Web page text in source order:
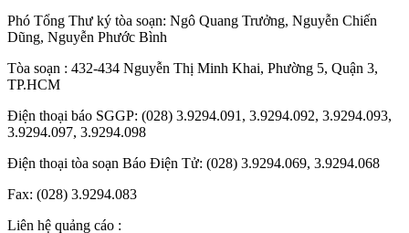
Phó Tổng Thư ký tòa soạn: Ngô Quang Trưởng, Nguyễn Chiến
Dũng, Nguyễn Phước Bình
Tòa soạn : 432-434 Nguyễn Thị Minh Khai, Phường 5, Quận 3,
TP.HCM
Điện thoại báo SGGP: (028) 3.9294.091, 3.9294.092, 3.9294.093,
3.9294.097, 3.9294.098
Điện thoại tòa soạn Báo Điện Tử: (028) 3.9294.069, 3.9294.068
Fax: (028) 3.9294.083
Liên hệ quảng cáo :